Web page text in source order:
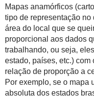
Mapas anamórficos
tipo de representação
área do local que se
proporcional aos dados
trabalhando, ou seja,
estado, países, etc.) com
relação de proporção a
Por exemplo, se o mapa
absoluta dos estados